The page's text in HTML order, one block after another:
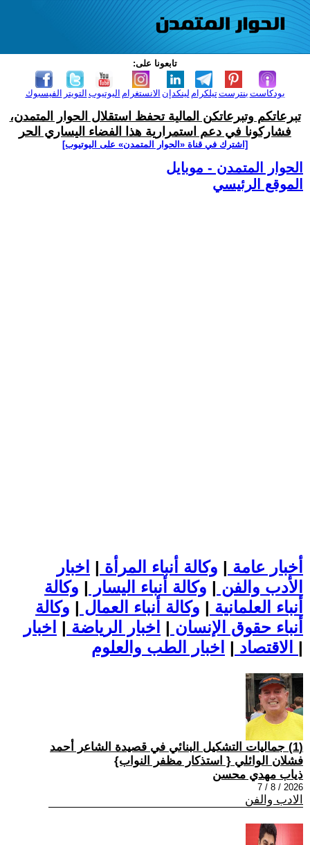
تابعونا على:
الفيسبوك التويتر اليوتيوب الانستغرام لينكدإن تيلكرامبنترست بودكاست
تبرعاتكم وتبرعاتكن المالية تحفظ استقلال الحوار المتمدن،
فشاركونا في دعم استمرارية هذا الفضاء اليساري الحر
[اشترك في قناة ‫«الحوار المتمدن» على اليوتيوب]
الحوار المتمدن - موبايل
الموقع الرئيسي
أخبار عامة | وكالة أنباء المرأة | اخبار
الأدب والفن | وكالة أنباء اليسار | وكالة
أنباء العلمانية | وكالة أنباء العمال | وكالة
أنباء حقوق الإنسان | اخبار الرياضة | اخبار
الاقتصاد | |
(1) جماليات التشكيل البنائي في قصيدة الشاعر أحمد
فشلان الوائلي { استذكار مظفر النواب}
ذياب مهدي محسن
2026 / 8 / 7
الادب والفن